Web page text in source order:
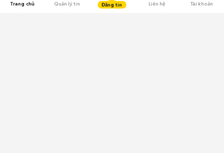
Trang chủ Quản lý tin Đăng tin Liên hệ Tài khoản